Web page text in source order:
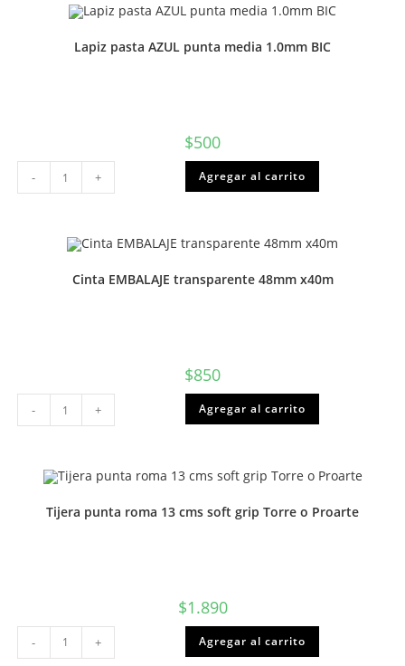
Torre
o
cantidad
Lapiz pasta AZUL punta media 1.0mm BIC
$500
Lapiz
pasta
AZUL
BIC
cantidad
- + Agregar al carrito
Cinta EMBALAJE transparente 48mm x40m
$850
Cinta
EMBALAJE
transparente
- + Agregar al carrito
Tijera punta roma 13 cms soft grip Torre o Proarte
$1.890
Tijera
punta
roma
- + Agregar al carrito